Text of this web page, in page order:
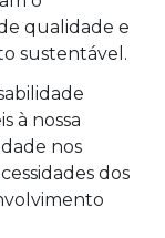
qualidade e
sustentável.
à nossa
nos
dos